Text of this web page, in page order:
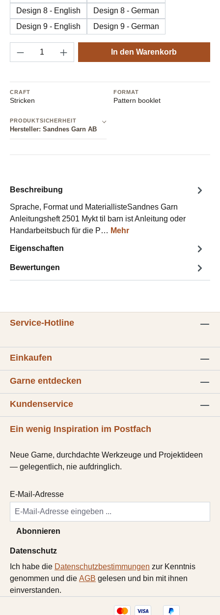
Design 8 - English
Design 8 - German
Design 9 - English
Design 9 - German
Produkt Anzahl: Gib den gewünschten
In den Warenkorb
CRAFT
Stricken
FORMAT
Pattern booklet
PRODUKTSICHERHEIT
Hersteller: Sandnes Garn AB
Beschreibung
Sprache, Format und MateriallisteSandnes Garn
Anleitungsheft 2501 Mykt til barn ist Anleitung oder
Handarbeitsbuch für die P… Mehr
Eigenschaften
Bewertungen
Service-Hotline
Einkaufen
Garne entdecken
Kundenservice
Ein wenig Inspiration im Postfach
Neue Garne, durchdachte Werkzeuge und Projektideen
— gelegentlich, nie aufdringlich.
E-Mail-Adresse
Abonnieren
Datenschutz
Ich habe die Datenschutzbestimmungen zur Kenntnis
genommen und die AGB gelesen und bin mit ihnen
einverstanden.